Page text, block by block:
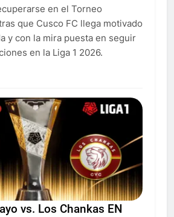
en el Torneo
que Cusco FC llega motivado
y con la mira puesta en seguir
en la Liga 1 2026.
vs. Los Chankas EN